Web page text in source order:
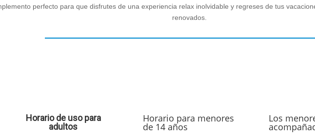
perfecto para que disfrutes de una experiencia relax inolvidable y regreses de tus
renovados.
Horario de uso para
adultos
Horario para menores
de 14 años
Los